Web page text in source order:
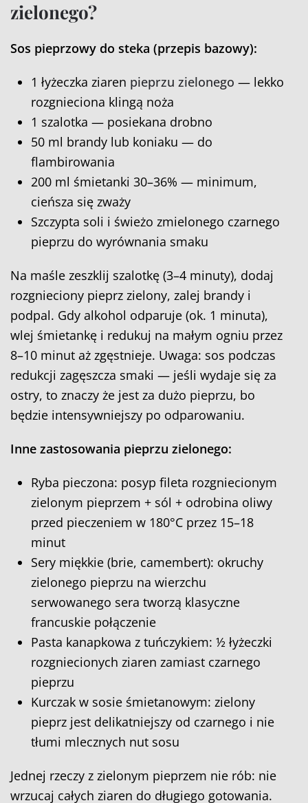
zielonego?
Sos pieprzowy do steka (przepis bazowy):
1 łyżeczka ziaren pieprzu zielonego — lekko
rozgnieciona klingą noża
1 szalotka — posiekana drobno
50 ml brandy lub koniaku — do
flambirowania
200 ml śmietanki 30–36% — minimum,
cieńsza się zważy
Szczypta soli i świeżo zmielonego czarnego
pieprzu do wyrównania smaku
Na maśle zeszklij szalotkę (3–4 minuty), dodaj
rozgnieciony pieprz zielony, zalej brandy i
podpal. Gdy alkohol odparuje (ok. 1 minuta),
wlej śmietankę i redukuj na małym ogniu przez
8–10 minut aż zgęstnieje. Uwaga: sos podczas
redukcji zagęszcza smaki — jeśli wydaje się za
ostry, to znaczy że jest za dużo pieprzu, bo
będzie intensywniejszy po odparowaniu.
Inne zastosowania pieprzu zielonego:
Ryba pieczona: posyp fileta rozgniecionym
zielonym pieprzem + sól + odrobina oliwy
przed pieczeniem w 180°C przez 15–18
minut
Sery miękkie (brie, camembert): okruchy
zielonego pieprzu na wierzchu
serwowanego sera tworzą klasyczne
francuskie połączenie
Pasta kanapkowa z tuńczykiem: ½ łyżeczki
rozgniecionych ziaren zamiast czarnego
pieprzu
Kurczak w sosie śmietanowym: zielony
pieprz jest delikatniejszy od czarnego i nie
tłumi mlecznych nut sosu
Jednej rzeczy z zielonym pieprzem nie rób: nie
wrzucaj całych ziaren do długiego gotowania.